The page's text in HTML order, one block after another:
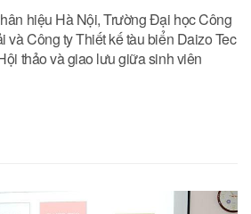
hiệu Hà Nội, Trường Đại học Công
và Công ty Thiết kế tàu biển Daizo Tec
thảo và giao lưu giữa sinh viên